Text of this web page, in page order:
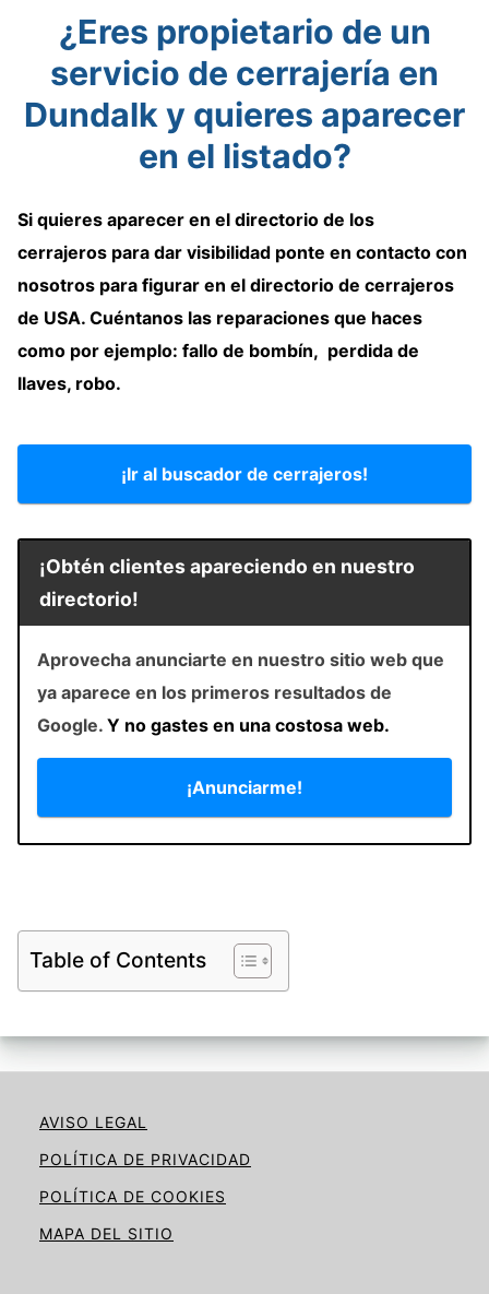
¿Eres propietario de un
servicio de cerrajería en
Dundalk y quieres aparecer
en el listado?
Si quieres aparecer en el directorio de los
cerrajeros para dar visibilidad ponte en contacto con
nosotros para figurar en el directorio de cerrajeros
de USA. Cuéntanos las reparaciones que haces
como por ejemplo: fallo de bombín, perdida de
llaves, robo.
¡Ir al buscador de cerrajeros!
¡Obtén clientes apareciendo en nuestro
directorio!
Aprovecha anunciarte en nuestro sitio web que
ya aparece en los primeros resultados de
Google. Y no gastes en una costosa web.
¡Anunciarme!
Table of Contents
AVISO LEGAL
POLÍTICA DE PRIVACIDAD
POLÍTICA DE COOKIES
MAPA DEL SITIO